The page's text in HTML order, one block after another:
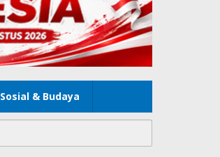
Sosial & Budaya